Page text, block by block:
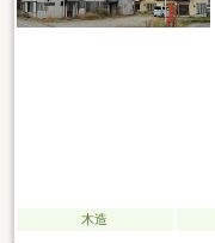
木造